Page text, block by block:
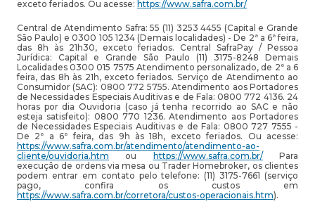
exceto feriados. Ou acesse: https://www.safra.com.br/
Central de Atendimento Safra: 55 (11) 3253 4455 (Capital e Grande
São Paulo) e 0300 105 1234 (Demais localidades) - De 2ª a 6ª feira,
das 8h às 21h30, exceto feriados. Central SafraPay / Pessoa
Jurídica: Capital e Grande São Paulo (11) 3175-8248 Demais
Localidades 0300 015 7575 Atendimento personalizado, de 2ª a 6
feira, das 8h às 21h, exceto feriados. Serviço de Atendimento ao
Consumidor (SAC): 0800 772 5755. Atendimento aos Portadores
de Necessidades Especiais Auditivas e de Fala: 0800 772 4136. 24
horas por dia Ouvidoria (caso já tenha recorrido ao SAC e não
esteja satisfeito): 0800 770 1236. Atendimento aos Portadores
de Necessidades Especiais Auditivas e de Fala: 0800 727 7555 -
De 2ª a 6ª feira, das 9h às 18h, exceto feriados. Ou acesse:
https://www.safra.com.br/atendimento/atendimento-ao-
cliente/ouvidoria.htm ou https://www.safra.com.br/Para
execução de ordens via mesa ou Trader Homebroker, os clientes
podem entrar em contato pelo telefone: (11) 3175-7661 (serviço
pago, confira os custos em
https://www.safra.com.br/corretora/custos-operacionais.htm).